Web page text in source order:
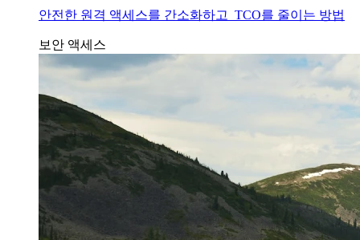
안전한 원격 액세스를 간소화하고 TCO를 줄이는 방법
보안 액세스